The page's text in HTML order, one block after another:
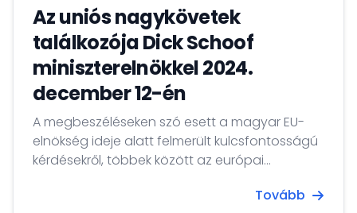
Az uniós nagykövetek
találkozója Dick Schoof
miniszterelnökkel 2024.
december 12-én
A megbeszéléseken szó esett a magyar EU-
elnökség ideje alatt felmerült kulcsfontosságú
kérdésekről, többek között az európai
jólétről. Köszönjük a miniszterelnök úrnak és
Tovább